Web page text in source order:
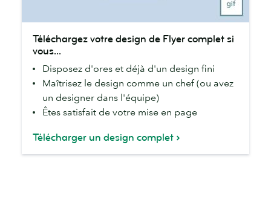
votre
design
Flyer
complet
vous...
Téléchargez votre design de Flyer complet si
vous...
Disposez d'ores et déjà d'un design fini
Maîtrisez le design comme un chef (ou avez
un designer dans l'équipe)
Êtes satisfait de votre mise en page
Télécharger un design complet